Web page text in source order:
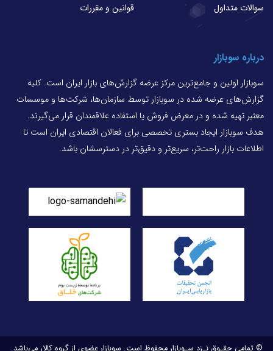
سوالات متداول
قوانین و مقررات
درباره سوبازار
سوبازار اولین و جامع‌ترین مرکز عرضه گزارش‌های بازار ایران است. کلیه
گزارش‌های عرضه شده در سوبازار توسط سازمان‌ها، شرکت‌ها و موسسات
معتبر تهیه شده و در معرض فروش یا استفاده علاقمندان قرار می‌گیرند.
هدف سوبازار ایجاد بستری تخصصی برای فعالان اقتصادی ایران است تا
اطلاعات بازار راحت‌تر، سریع‌تر و دقیق‌تر در دسترسشان باشد.
© تمامی حقـوق نـزد سـوبازار محفوظ است. سوبازار عضوی از گروه کالار می‌باشد.